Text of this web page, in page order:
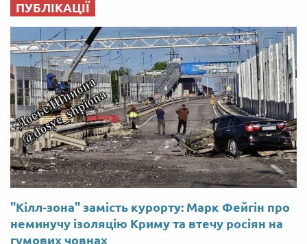
ПУБЛІКАЦІЇ
"Кілл-зона" замість курорту: Марк Фейгін про
неминучу ізоляцію Криму та втечу росіян на
гумових човнах